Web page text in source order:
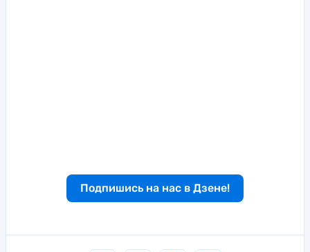
Подпишись на нас в Дзене!